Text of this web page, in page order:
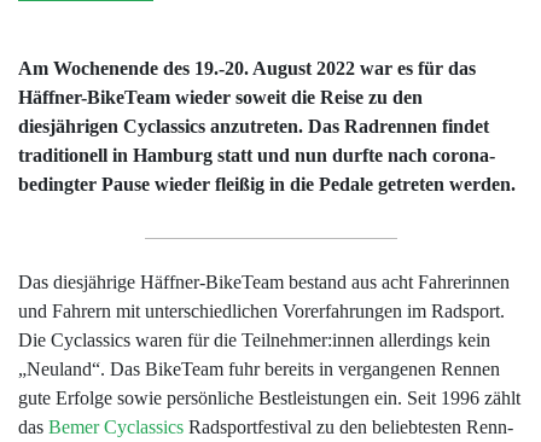
Am Wochenende des 19.-20. August 2022 war es für das
Häffner-BikeTeam wieder soweit die Reise zu den
diesjährigen Cyclassics anzutreten. Das Radrennen findet
traditionell in Hamburg statt und nun durfte nach corona-
bedingter Pause wieder fleißig in die Pedale getreten werden.
Das diesjährige Häffner-BikeTeam bestand aus acht Fahrerinnen
und Fahrern mit unterschiedlichen Vorerfahrungen im Radsport.
Die Cyclassics waren für die Teilnehmer:innen allerdings kein
„Neuland“. Das BikeTeam fuhr bereits in vergangenen Rennen
gute Erfolge sowie persönliche Bestleistungen ein. Seit 1996 zählt
das Bemer Cyclassics Radsportfestival zu den beliebtesten Renn-